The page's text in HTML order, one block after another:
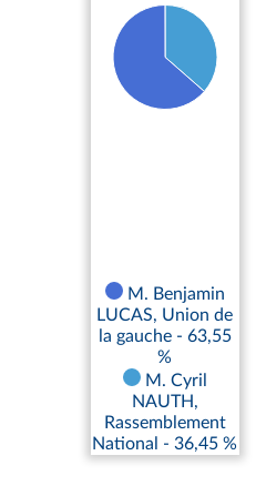
M. Benjamin
LUCAS, Union de
la gauche - 63,55
%
M. Cyril
NAUTH,
Rassemblement
National - 36,45 %